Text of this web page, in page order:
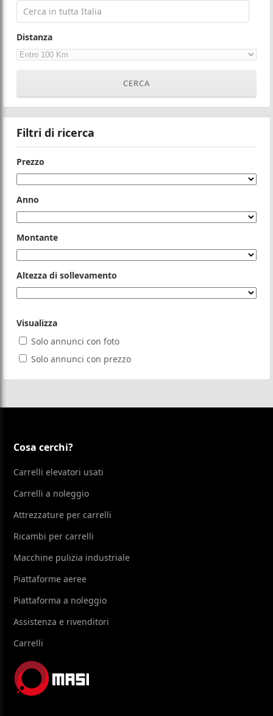
Distanza
Filtri di ricerca
Prezzo
Anno
Montante
Altezza di sollevamento
Visualizza
Solo annunci con foto
Solo annunci con prezzo
Cosa cerchi?
Carrelli elevatori usati
Carrelli a noleggio
Attrezzature per carrelli
Ricambi per carrelli
Macchine pulizia industriale
Piattaforme aeree
Piattaforma a noleggio
Assistenza e rivenditori
Carrelli